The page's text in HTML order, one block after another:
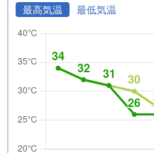
最高気温 最低気温